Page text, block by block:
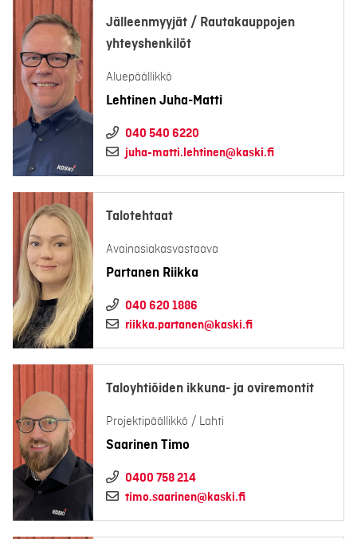
Jälleenmyyjät / Rautakauppojen
yhteyshenkilöt
Aluepäällikkö
Lehtinen Juha-Matti
040 540 6220
juha-matti.lehtinen@kaski.fi
Talotehtaat
Avainasiakasvastaava
Partanen Riikka
040 620 1886
riikka.partanen@kaski.fi
Taloyhtiöiden ikkuna- ja oviremontit
Projektipäällikkö / Lahti
Saarinen Timo
0400 758 214
timo.saarinen@kaski.fi